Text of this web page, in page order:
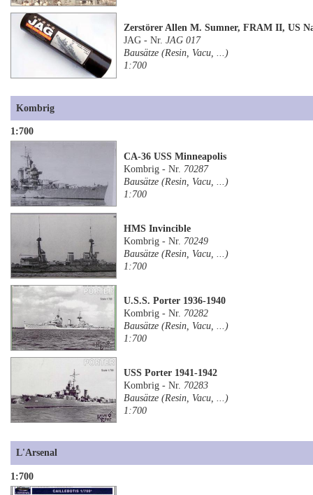
Zerstörer Allen M. Sumner, FRAM II, US
JAG - Nr.JAG 017
Bausätze (Resin, Vacu, ...)
1:700
Kombrig
1:700
CA-36 USS Minneapolis
Kombrig - Nr. 70287
Bausätze (Resin, Vacu, ...)
1:700
HMS Invincible
Kombrig - Nr. 70249
Bausätze (Resin, Vacu, ...)
1:700
U.S.S. Porter 1936-1940
Kombrig - Nr. 70282
Bausätze (Resin, Vacu, ...)
1:700
USS Porter 1941-1942
Kombrig - Nr. 70283
Bausätze (Resin, Vacu, ...)
1:700
L'Arsenal
1:700